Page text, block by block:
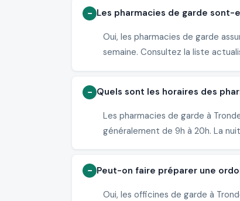
Les pharmacies de garde sont-
Oui, les pharmacies de garde
semaine. Consultez la liste
Quels sont les horaires des
Les pharmacies de garde à
généralement de 9h à 20h. La
Peut-on faire préparer une
Oui, les officines de garde à